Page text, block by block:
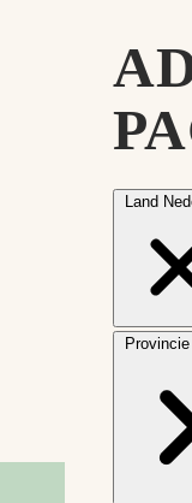
Land
Provincie